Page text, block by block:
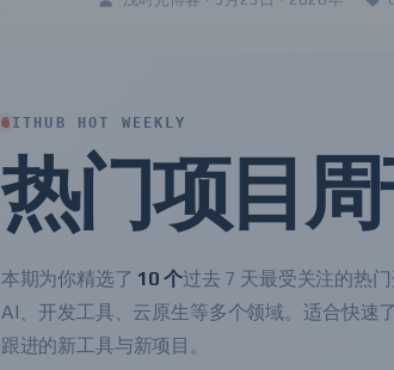
GITHUB HOT WEEKLY
热门项目周
本期为你精选了 10 个过去 7 天最受关注的热
AI、开发工具、云原生等多个领域。适合快速
跟进的新工具与新项目。